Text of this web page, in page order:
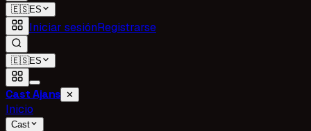
🇪🇸ES
Iniciar sesiónRegistrarse
🇪🇸ES
Cast Ajans ✕
Inicio
Cast